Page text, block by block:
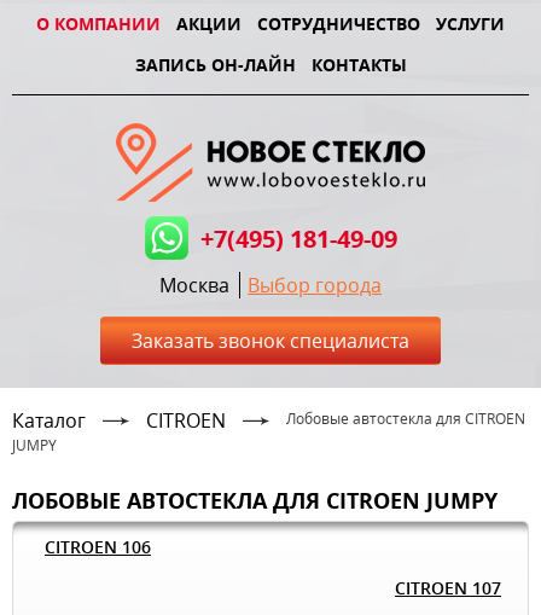
О КОМПАНИИ АКЦИИ СОТРУДНИЧЕСТВО
УСЛУГИ
ЗАПИСЬ ОН-ЛАЙН
КОНТАКТЫ
+7(495) 181-49-09
Москва Выбор города
Заказать звонок специалиста
Каталог CITROEN
Лобовые автостекла для CITROEN
JUMPY
ЛОБОВЫЕ АВТОСТЕКЛА ДЛЯ CITROEN JUMPY
CITROEN 106
CITROEN 107